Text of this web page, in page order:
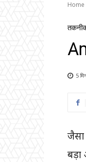
Home
5
जैसा
बड़ा